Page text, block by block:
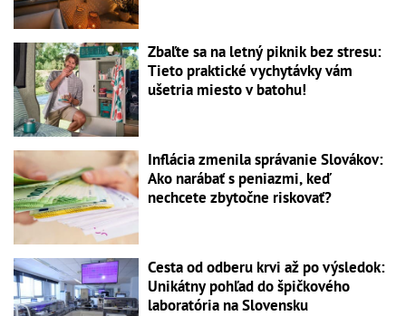
Zbaľte sa na letný piknik bez stresu:
Tieto praktické vychytávky vám
ušetria miesto v batohu!
Inflácia zmenila správanie Slovákov:
Ako narábať s peniazmi, keď
nechcete zbytočne riskovať?
Cesta od odberu krvi až po výsledok:
Unikátny pohľad do špičkového
laboratória na Slovensku